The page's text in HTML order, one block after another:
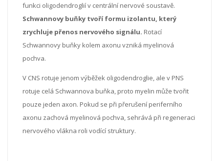
funkci oligodendroglií v centrální nervové soustavě.
Schwannovy buňky tvoří formu izolantu, který
zrychluje přenos nervového signálu. Rotací
Schwannovy buňky kolem axonu vzniká myelinová
pochva.
V CNS rotuje jenom výběžek oligodendroglie, ale v PNS
rotuje celá Schwannova buňka, proto myelin může tvořit
pouze jeden axon. Pokud se při přerušení periferního
axonu zachová myelinová pochva, sehrává při regeneraci
nervového vlákna roli vodící struktury.